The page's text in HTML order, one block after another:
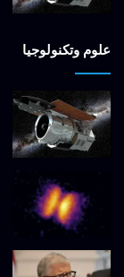
علوم وتكنولوجيا